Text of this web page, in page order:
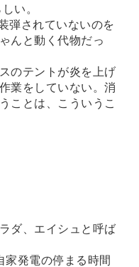
い。
弾されていないのを
んと動く代物だっ
のテントが炎を上げ
業をしていない。消
ことは、こういうこ
ダ、エイシュと呼ば
発電の停まる時間